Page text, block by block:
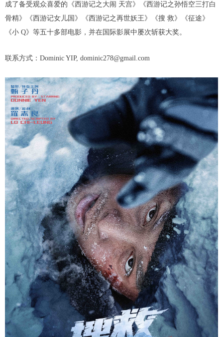
成了备受观众喜爱的《西游记之大闹 天宫》《西游记之孙悟空三打白
骨精》《西游记女儿国》《西游记之再世妖王》《搜 救》《征途》
《小 Q》等五十多部电影，并在国际影展中屡次斩获大奖。
联系方式：Dominic YIP, dominic278@gmail.com